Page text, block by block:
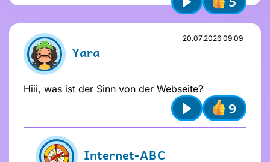
Absenden
Stelle dir
Fragen
Ist mein Text freundlich und
Ist mein Beitrag für alle verständlich?
Möchte ich, dass andere das über
Play
Name nicht vergeben
Name und Avatar ändern
Absenden
Yara
20.07.2026 09:09
Hiii, was ist der Sinn von der Webseite?
Play
9
Internet-ABC